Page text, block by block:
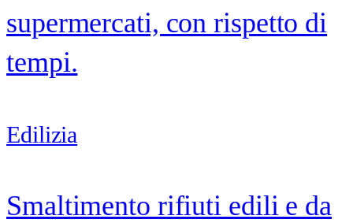
supermercati, con rispetto di
tempi.
Edilizia
Smaltimento rifiuti edili e da